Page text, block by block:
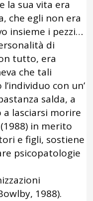
la sua vita era
che egli non era
insieme i pezzi…
di
tutto, era
che tali
con un’
salda, a
lasciarsi morire
in merito
e figli, sostiene
psicopatologie
1988).